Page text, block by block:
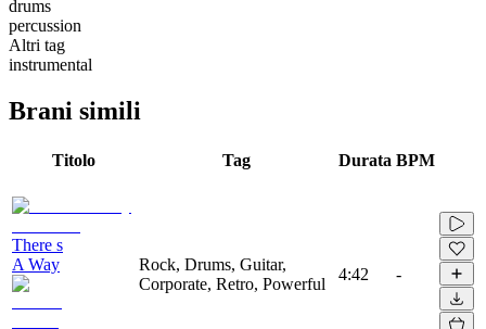
drums
percussion
Altri tag
instrumental
Brani simili
Titolo Tag Durata BPM
There s
A Way
Rock, Drums, Guitar,
Corporate, Retro, Powerful
4:42 -